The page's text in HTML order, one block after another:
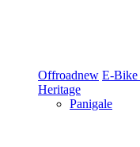
Offroadnew E-Bike
Heritage
Panigale